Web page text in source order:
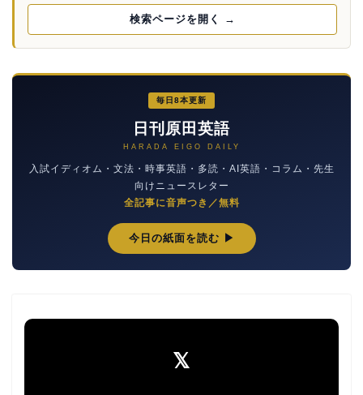
検索ページを開く →
毎日8本更新
日刊原田英語
HARADA EIGO DAILY
入試イディオム・文法・時事英語・多読・AI英語・コラム・先生
向けニュースレター
全記事に音声つき／無料
今日の紙面を読む ▶
𝕏